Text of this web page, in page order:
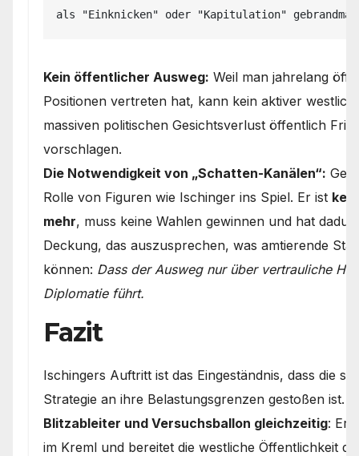
Kein öffentlicher Ausweg: Weil man jahrelang
Positionen vertreten hat, kann kein aktiver
massiven politischen Gesichtsverlust öffentlich
vorschlagen.
Die Notwendigkeit von „Schatten-Kanälen“:
Rolle von Figuren wie Ischinger ins Spiel. Er ist
mehr, muss keine Wahlen gewinnen und hat
Deckung, das auszusprechen, was amtierende
können: Dass der Ausweg nur über vertrauliche
Diplomatie führt.
Fazit
Ischingers Auftritt ist das Eingeständnis, dass die
Strategie an ihre Belastungsgrenzen gestoßen ist.
Blitzableiter und Versuchsballon gleichzeitig: Er
im Kreml und bereitet die westliche Öffentlichkeit